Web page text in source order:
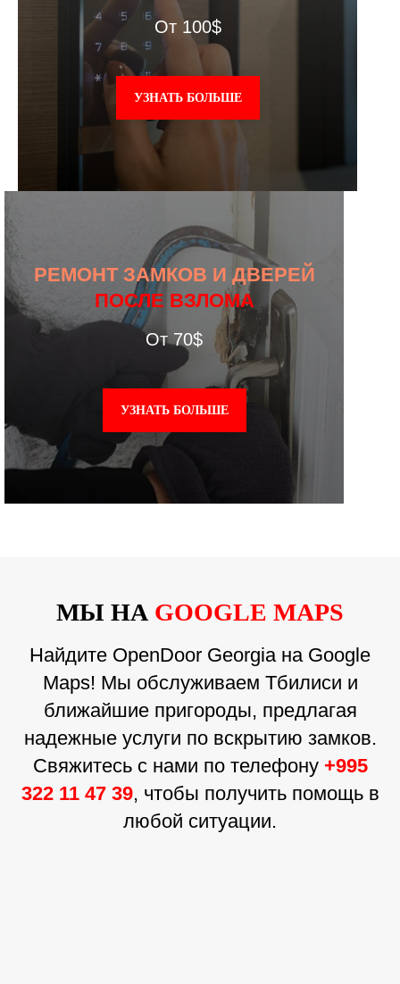
От 100$
УЗНАТЬ БОЛЬШЕ
РЕМОНТ ЗАМКОВ И ДВЕРЕЙ
ПОСЛЕ ВЗЛОМА
От 70$
УЗНАТЬ БОЛЬШЕ
МЫ НА GOOGLE MAPS
Найдите OpenDoor Georgia на Google
Maps! Мы обслуживаем Тбилиси и
ближайшие пригороды, предлагая
надежные услуги по вскрытию замков.
Свяжитесь с нами по телефону +995
322 11 47 39, чтобы получить помощь в
любой ситуации.